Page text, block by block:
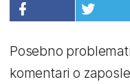
Posebno
komentari o